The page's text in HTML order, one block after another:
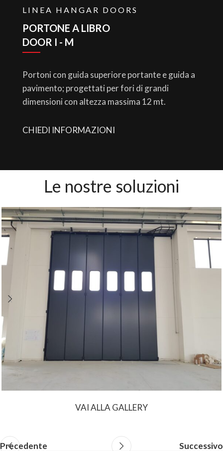
LINEA HANGAR DOORS
PORTONE A LIBRO
DOOR I - M
Portoni con guida superiore portante e guida a
pavimento; progettati per fori di grandi
dimensioni con altezza massima 12 mt.
CHIEDI INFORMAZIONI
Le nostre soluzioni
VAI ALLA GALLERY
Precedente Successivo